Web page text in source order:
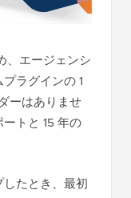
、エージェンシ
ラグインの 1
ーはありませ
トと 15 年の
たとき、最初